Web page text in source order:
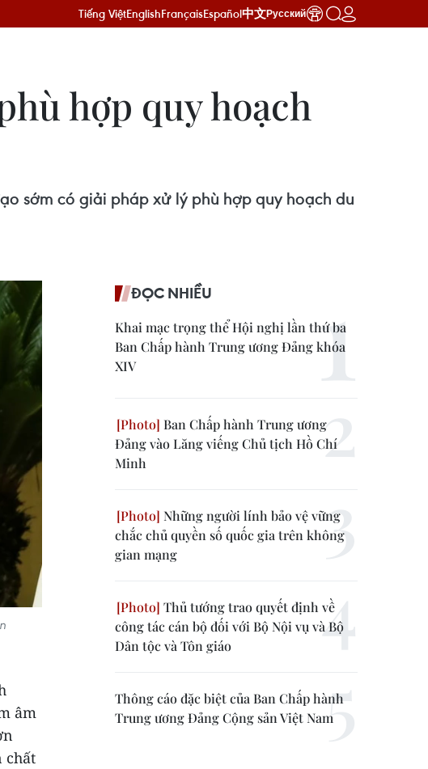
Tiếng ViệtEnglishFrançaisEspañol中文Русский
hợp quy hoạch
sớm có giải pháp xử lý phù hợp quy hoạch du
âm
chất
ĐỌC NHIỀU
Khai mạc trọng thể Hội nghị lần thứ ba
Ban Chấp hành Trung ương Đảng khóa
XIV
Ban Chấp hành Trung ương
Đảng vào Lăng viếng Chủ tịch Hồ Chí
Minh
Những người lính bảo vệ vững
chắc chủ quyền số quốc gia trên không
gian mạng
Thủ tướng trao quyết định về
công tác cán bộ đối với Bộ Nội vụ và Bộ
Dân tộc và Tôn giáo
Thông cáo đặc biệt của Ban Chấp hành
Trung ương Đảng Cộng sản Việt Nam